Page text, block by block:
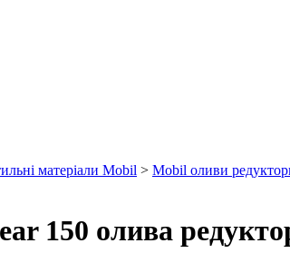
матеріали Mobil > Mobil оливи
150 олива